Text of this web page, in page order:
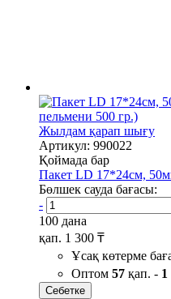
Жылдам қарап шығу
Артикул: 990022
Қоймада бар
Пакет LD 17*24см,
Бөлшек сауда бағасы:
-
100 дана
қап. 1 300 ₸
Ұсақ көтерме
Оптом 57 қап. - 1
Себетке